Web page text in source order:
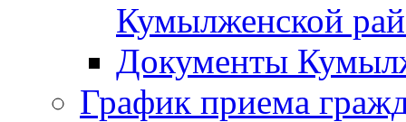
Кумылженской
Документы
График приема